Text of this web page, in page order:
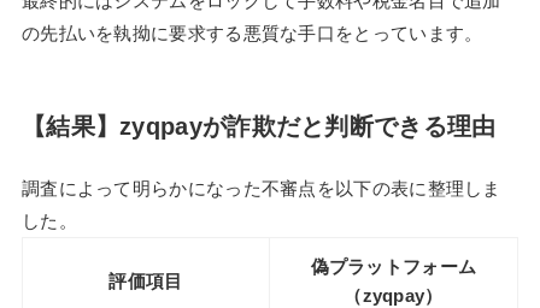
の先払いを執拗に要求する悪質な手口をとっています。
【結果】zyqpayが詐欺だと判断できる理由
調査によって明らかになった不審点を以下の表に整理しま
した。
評価項目
偽プラットフォーム
（zyqpay）